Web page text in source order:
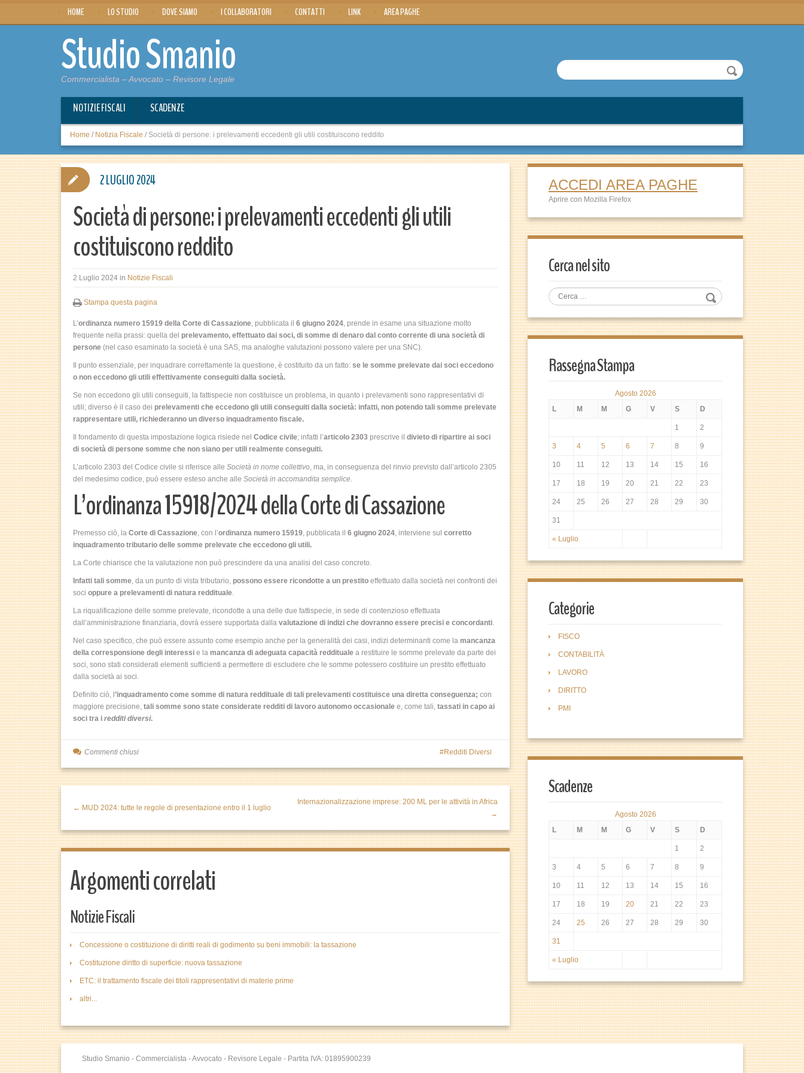
HOME LO STUDIO DOVE SIAMO I COLLABORATORI CONTATTI LINK AREA PAGHE
Studio Smanio
Commercialista – Avvocato – Revisore Legale
NOTIZIE FISCALI SCADENZE
Home / Notizia Fiscale / Società di persone: i prelevamenti eccedenti gli utili costituiscono reddito
Società di persone: i prelevamenti eccedenti gli utili
costituiscono reddito
2 Luglio 2024 in Notizie Fiscali
Stampa questa pagina
L’ordinanza numero 15919 della Corte di Cassazione, pubblicata il 6 giugno 2024, prende in esame una situazione molto
frequente nella prassi: quella del prelevamento, effettuato dai soci, di somme di denaro dal conto corrente di una società di
persone (nel caso esaminato la società è una SAS, ma analoghe valutazioni possono valere per una SNC).
Il punto essenziale, per inquadrare correttamente la questione, è costituito da un fatto: se le somme prelevate dai soci eccedono
o non eccedono gli utili effettivamente conseguiti dalla società.
Se non eccedono gli utili conseguiti, la fattispecie non costituisce un problema, in quanto i prelevamenti sono rappresentativi di
utili; diverso è il caso dei prelevamenti che eccedono gli utili conseguiti dalla società: infatti, non potendo tali somme prelevate
rappresentare utili, richiederanno un diverso inquadramento fiscale.
Il fondamento di questa impostazione logica risiede nel Codice civile; infatti l’articolo 2303 prescrive il divieto di ripartire ai soci
di società di persone somme che non siano per utili realmente conseguiti.
L’articolo 2303 del Codice civile si riferisce alle Società in nome collettivo, ma, in conseguenza del rinvio previsto dall’articolo 2305
del medesimo codice, può essere esteso anche alle Società in accomandita semplice.
L’ordinanza 15918/2024 della Corte di Cassazione
Premesso ciò, la Corte di Cassazione, con l’ordinanza numero 15919, pubblicata il 6 giugno 2024, interviene sul corretto
inquadramento tributario delle somme prelevate che eccedono gli utili.
La Corte chiarisce che la valutazione non può prescindere da una analisi del caso concreto.
Infatti tali somme, da un punto di vista tributario, possono essere ricondotte a un prestito effettuato dalla società nei confronti dei
soci oppure a prelevamenti di natura reddituale.
La riqualificazione delle somme prelevate, ricondotte a una delle due fattispecie, in sede di contenzioso effettuata
dall’amministrazione finanziaria, dovrà essere supportata dalla valutazione di indizi che dovranno essere precisi e concordanti.
Nel caso specifico, che può essere assunto come esempio anche per la generalità dei casi, indizi determinanti come la mancanza
della corresponsione degli interessi e la mancanza di adeguata capacità reddituale a restituire le somme prelevate da parte dei
soci, sono stati considerati elementi sufficienti a permettere di escludere che le somme potessero costituire un prestito effettuato
dalla società ai soci.
Definito ciò, l ’inquadramento come somme di natura reddituale di tali prelevamenti costituisce una diretta conseguenza; con
maggiore precisione, tali somme sono state considerate redditi di lavoro autonomo occasionale e, come tali, tassati in capo ai
soci tra i redditi diversi.
2 LUGLIO 2024
Redditi Diversi
Commenti chiusi
← MUD 2024: tutte le regole di presentazione entro il 1 luglio
Internazionalizzazione imprese: 200 ML per le attività in Africa
→
Argomenti correlati
Notizie Fiscali
Concessione o costituzione di diritti reali di godimento su beni immobili: la tassazione
Costituzione diritto di superficie: nuova tassazione
ETC: il trattamento fiscale dei titoli rappresentativi di materie prime
altri...
ACCEDI AREA PAGHE
Aprire con Mozilla Firefox
Cerca nel sito
Rassegna Stampa
Agosto 2026
L
M M G V S D
« Luglio
1 2
3 4 5 6 7 8 9
10 11 12 13 14 15 16
17 18 19 20 21 22 23
24 25 26 27 28 29 30
31
Categorie
FISCO
CONTABILITÀ
LAVORO
DIRITTO
PMI
Scadenze
Agosto 2026
L
M M G V S D
« Luglio
1 2
3 4 5 6 7 8 9
10 11 12 13 14 15 16
17 18 19 20 21 22 23
24 25 26 27 28 29 30
31
Studio Smanio - Commercialista - Avvocato - Revisore Legale - Partita IVA: 01895900239